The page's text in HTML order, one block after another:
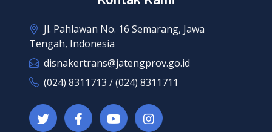
Jl. Pahlawan No. 16 Semarang, Jawa
Tengah, Indonesia
disnakertrans@jatengprov.go.id
(024) 8311713 / (024) 8311711